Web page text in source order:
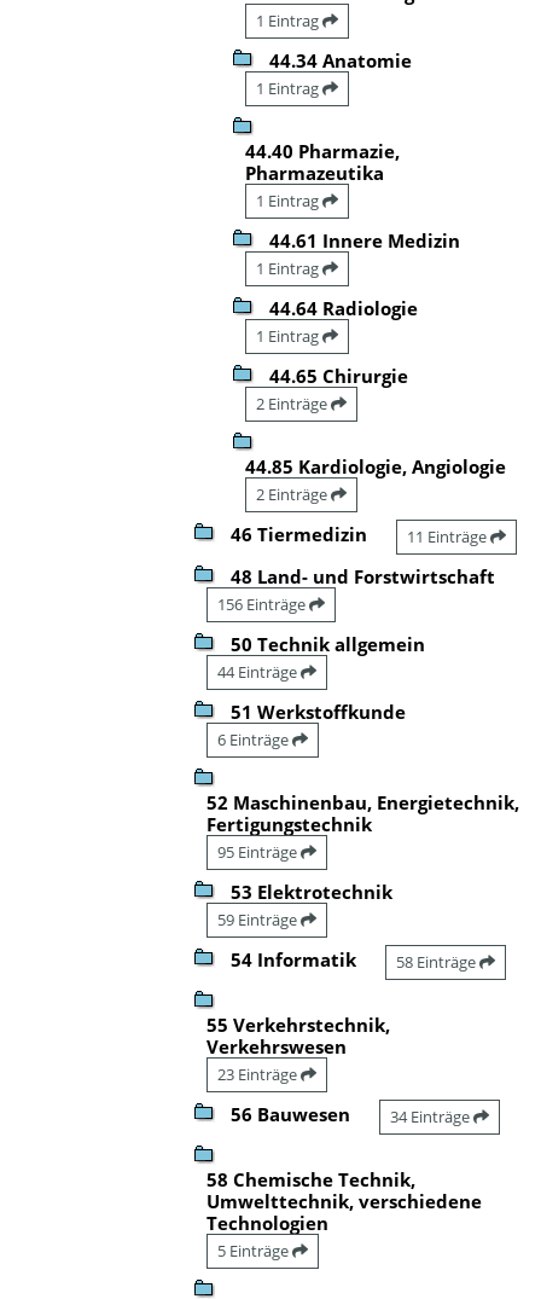
1 Eintrag
44.34 Anatomie
1 Eintrag
44.40 Pharmazie,
Pharmazeutika
1 Eintrag
44.61 Innere Medizin
1 Eintrag
44.64 Radiologie
1 Eintrag
44.65 Chirurgie
2 Einträge
44.85 Kardiologie, Angiologie
2 Einträge
46 Tiermedizin 11 Einträge
48 Land- und Forstwirtschaft
156 Einträge
50 Technik allgemein
44 Einträge
51 Werkstoffkunde
6 Einträge
52 Maschinenbau, Energietechnik,
Fertigungstechnik
95 Einträge
53 Elektrotechnik
59 Einträge
54 Informatik 58 Einträge
55 Verkehrstechnik,
Verkehrswesen
23 Einträge
56 Bauwesen 34 Einträge
58 Chemische Technik,
Umwelttechnik, verschiedene
Technologien
5 Einträge